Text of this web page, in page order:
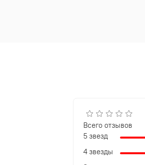
Всего отзывов
5 звезд
4 звезды